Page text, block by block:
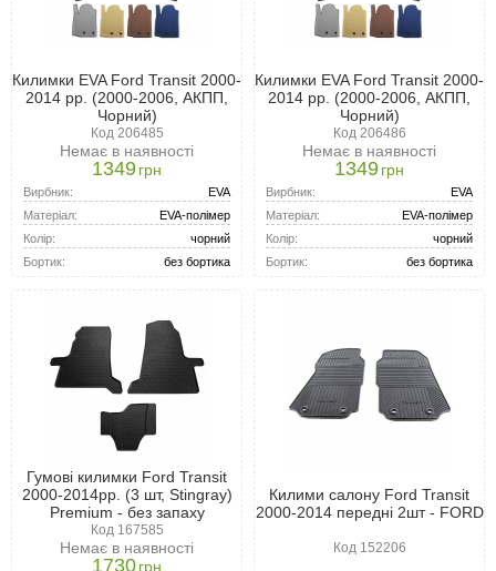
Килимки EVA Ford Transit 2000-
2014 рр. (2000-2006, АКПП,
Чорний)
Код 206485
Немає в наявності
1349грн
Вирбник:
EVA
Матеріал:
EVA-полімер
Колір:
чорний
Бортик:
без бортика
Килимки EVA Ford Transit 2000-
2014 рр. (2000-2006, АКПП,
Чорний)
Код 206486
Немає в наявності
1349грн
Вирбник:
EVA
Матеріал:
EVA-полімер
Колір:
чорний
Бортик:
без бортика
Гумові килимки Ford Transit
2000-2014рр. (3 шт, Stingray)
Premium - без запаху
Код 167585
Немає в наявності
1730грн
Килими салону Ford Transit
2000-2014 передні 2шт - FORD
Код 152206